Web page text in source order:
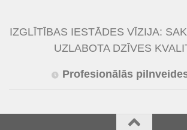
IZGLĪTĪBAS IESTĀDES VĪZIJA:
UZLABOTA DZĪVES
Profesionālās